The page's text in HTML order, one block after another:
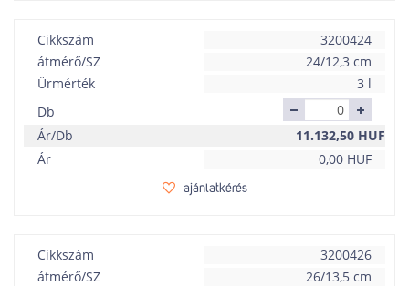
Cikkszám
3200424
átmérő/SZ
24/12,3 cm
Ürmérték
3 l
Db
Ár/Db
11.132,50 HUF
Ár
0,00 HUF
ajánlatkérés
Cikkszám
3200426
átmérő/SZ
26/13,5 cm